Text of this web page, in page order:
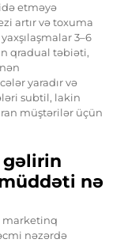
etməyə
artır və toxuma
3–6
qradual təbiəti,
yaradır və
subtil, lakin
müştərilər üçün
gəlirin
nə
marketinq
nəzərdə